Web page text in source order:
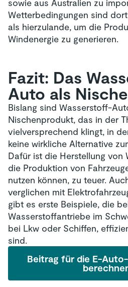
sowie aus Australien zu
Wetterbedingungen sind
als hierzulande, um die
Windenergie zu generieren.
Fazit: Das
Auto als
Bislang sind Wasserstoff-
Nischenprodukt, das in der
vielversprechend klingt, in
keine wirkliche Alternative
Dafür ist die Herstellung von
die Produktion von
nutzen können, zu teuer.
verglichen mit
gibt es erste Beispiele, die
Wasserstoffantriebe im
bei Lkw oder Schiffen,
sind.
Beitrag für die E-